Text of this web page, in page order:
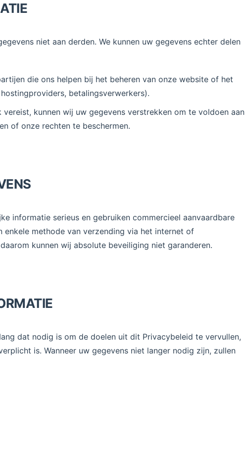
niet aan derden. We kunnen uw gegevens echter delen
die ons helpen bij het beheren van onze website of het
betalingsverwerkers).
vereist, kunnen wij uw gegevens verstrekken om te voldoen aan
of onze rechten te beschermen.
informatie serieus en gebruiken commercieel aanvaardbare
enkele methode van verzending via het internet of
kunnen wij absolute beveiliging niet garanderen.
dat nodig is om de doelen uit dit Privacybeleid te vervullen,
is. Wanneer uw gegevens niet langer nodig zijn, zullen